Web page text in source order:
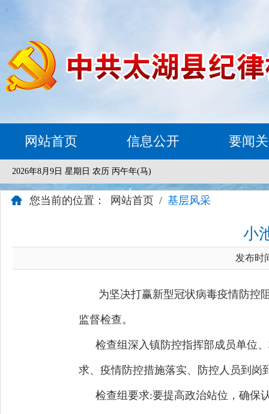
网站首页 信息公开 要闻
2026年8月9日 星期日 农历 丙午年(马)
您当前的位置： 网站首页 / 基层风采
小
发布时
为坚决打赢新型冠状病毒疫情防控
监督检查。
检查组深入镇防控指挥部成员单位
求、疫情防控措施落实、防控人员到岗
检查组要求:要提高政治站位，确保